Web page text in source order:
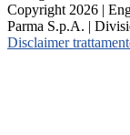
Copyright 2026 |
Parma S.p.A. |
Disclaimer